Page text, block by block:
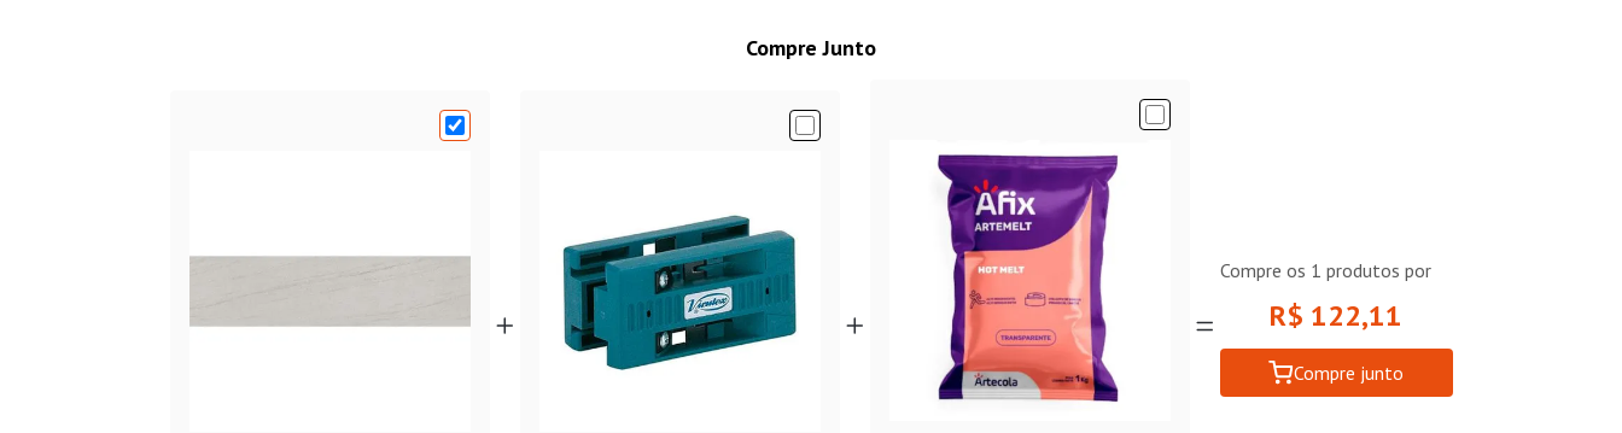
Compre Junto
Compre os 1 produtos por
R$ 122,11
Compre junto